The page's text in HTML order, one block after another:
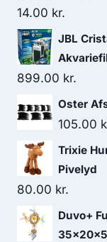
14.00 kr.
JBL
899.00 kr.
Oster
105.00
Trixie
Pivelyd
80.00 kr.
Duvo+